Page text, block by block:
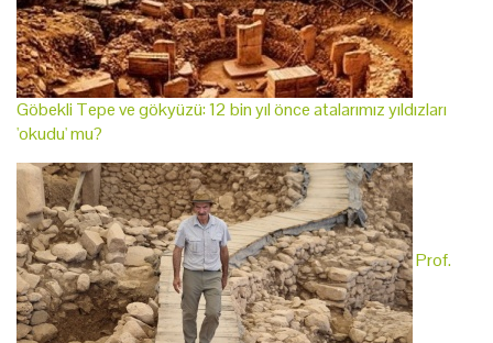
Göbekli Tepe ve gökyüzü: 12 bin yıl önce atalarımız yıldızları
'okudu' mu?
Prof.